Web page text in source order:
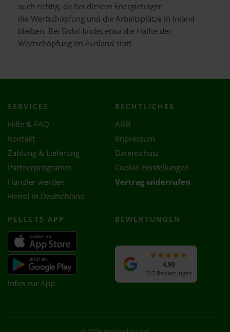
auch richtig, da bei diesem Energieträger
die Wertschöpfung und die Arbeitsplätze in Inland
bleiben. Bei Erdöl findet etwa die Hälfte der
Wertschöpfung im Ausland statt.
SERVICES
Hilfe & FAQ
Kontakt
Zahlung & Lieferung
Partnerprogramm
Händler werden
Heizöl in Deutschland
RECHTLICHES
AGB
Impressum
Datenschutz
Cookie-Einstellungen
Vertrag widerrufen
PELLETS APP
Infos zur App
BEWERTUNGEN
4,90
317 Bewertungen